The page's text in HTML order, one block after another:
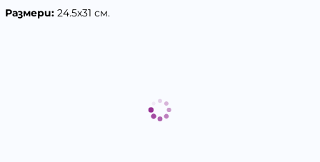
Размери: 24.5х31 см.